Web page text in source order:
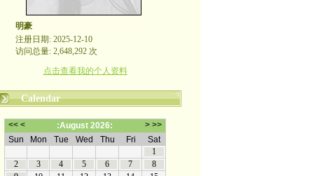
明豪
注册日期: 2025-12-10
访问总量: 2,648,292 次
点击查看我的个人资料
Calendar